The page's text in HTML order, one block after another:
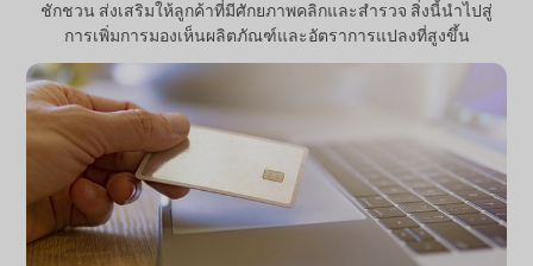
ชักชวน ส่งเสริมให้ลูกค้าที่มีศักยภาพคลิกและสำรวจ สิ่งนี้นำไปสู่
การเพิ่มการมองเห็นผลิตภัณฑ์และอัตราการแปลงที่สูงขึ้น